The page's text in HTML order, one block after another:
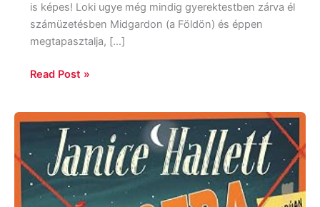
is képes! Loki ugye még mindig gyerektestben zárva él
számüzetésben Midgardon (a Földön) és éppen
megtapasztalja, […]
Read Post »
Janice
Hallett
Dobozba
zárt
gyilkosságok